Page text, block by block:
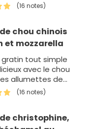
(16 notes)
chou chinois
et mozzarella
tout simple
avec le chou
allumettes de
le fondant de la
(16 notes)
christophine,